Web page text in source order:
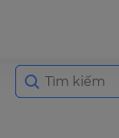
Search
for: